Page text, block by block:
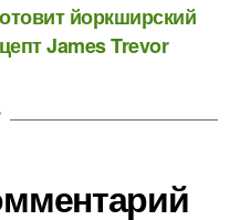
йоркширский
James Trevor